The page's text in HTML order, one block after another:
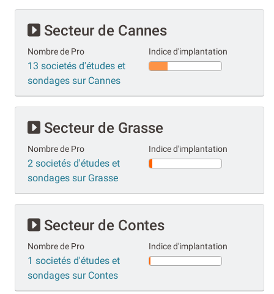
Secteur de Cannes
Nombre de Pro
13 societés d'études et
sondages sur Cannes
Indice d'implantation
Secteur de Grasse
Nombre de Pro
2 societés d'études et
sondages sur Grasse
Indice d'implantation
Secteur de Contes
Nombre de Pro
1 societés d'études et
sondages sur Contes
Indice d'implantation